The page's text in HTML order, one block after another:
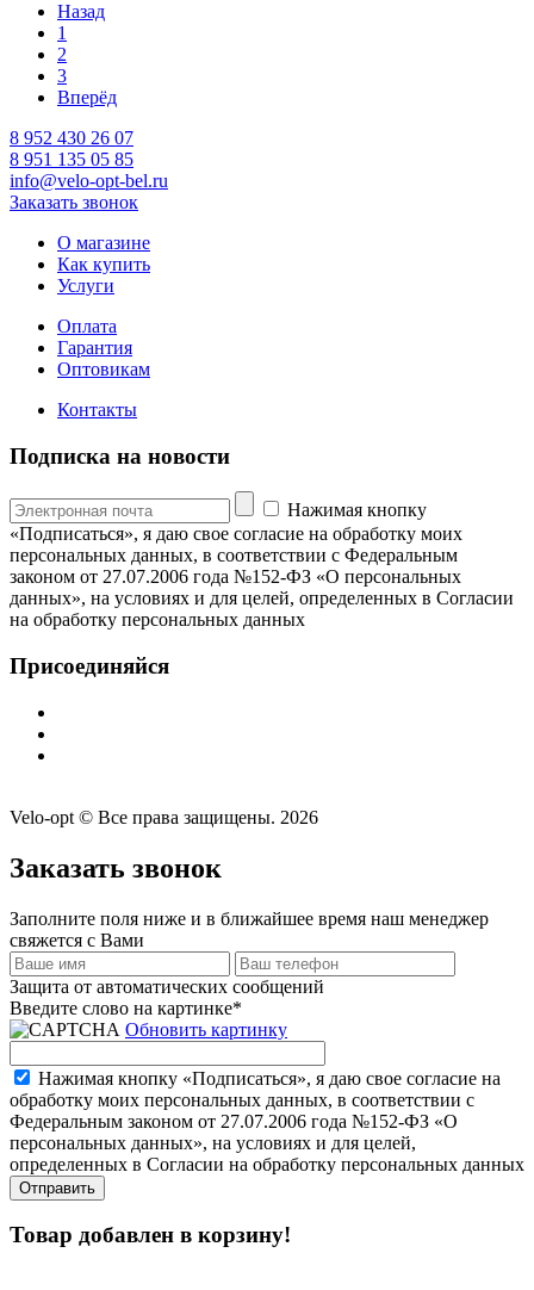
Назад
1
2
3
Вперёд
8 952 430 26 07
8 951 135 05 85
info@velo-opt-bel.ru
Заказать звонок
О магазине
Как купить
Услуги
Оплата
Гарантия
Оптовикам
Контакты
Подписка на новости
Нажимая кнопку
«Подписаться», я даю свое согласие на обработку моих
персональных данных, в соответствии с Федеральным
законом от 27.07.2006 года №152-ФЗ «О персональных
данных», на условиях и для целей, определенных в Согласии
на обработку персональных данных
Присоединяйся
Velo-opt © Все права защищены. 2026
Заказать звонок
Заполните поля ниже и в ближайшее время наш менеджер
свяжется с Вами
Защита от автоматических сообщений
Введите слово на картинке*
Обновить картинку
Нажимая кнопку «Подписаться», я даю свое согласие на
обработку моих персональных данных, в соответствии с
Федеральным законом от 27.07.2006 года №152-ФЗ «О
персональных данных», на условиях и для целей,
определенных в Согласии на обработку персональных данных
Товар добавлен в корзину!